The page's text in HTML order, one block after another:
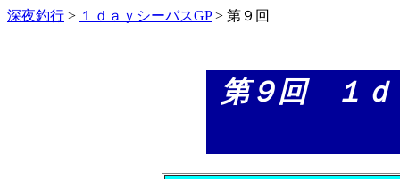
深夜釣行 > １ｄａｙシーバスGP> 第９回
第９回 １ｄ